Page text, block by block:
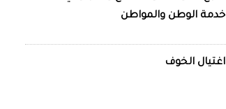
خدمة الوطن والمواطن
اغتيال الخوف